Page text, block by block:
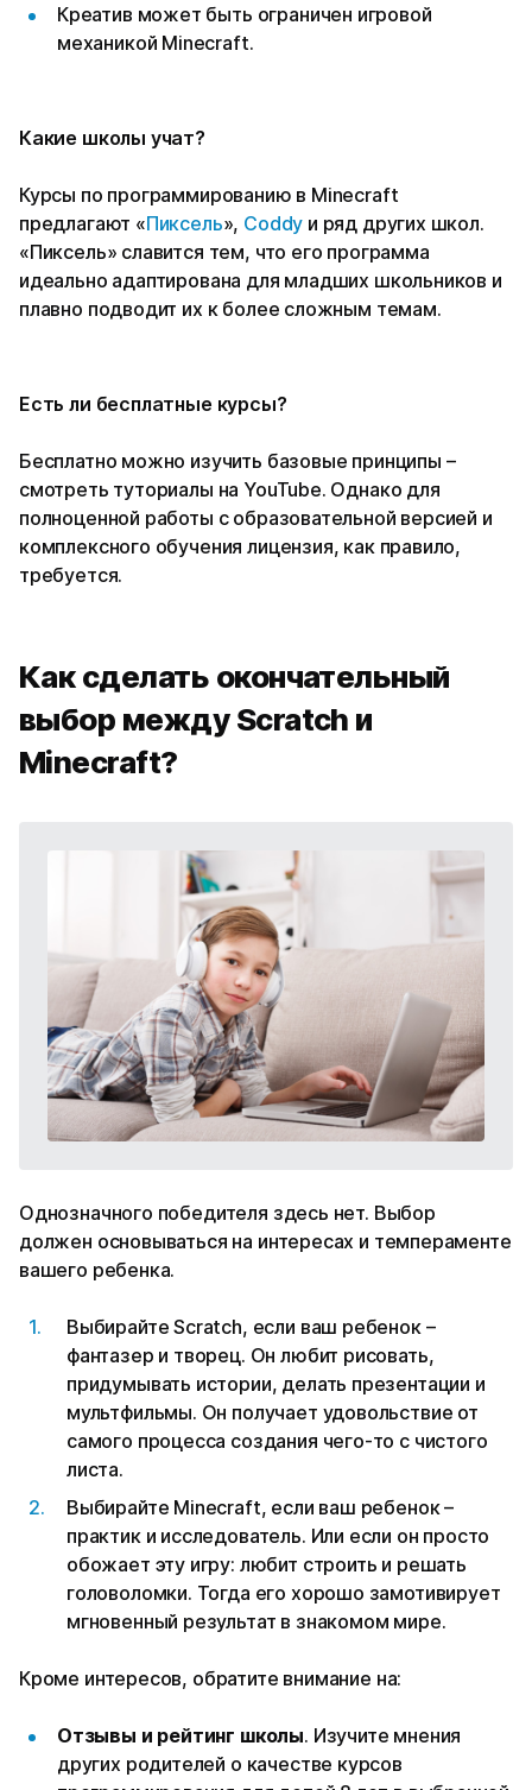
Креатив может быть ограничен игровой
механикой Minecraft.
Какие школы учат?
Курсы по программированию в Minecraft
предлагают «Пиксель», Coddy и ряд других школ.
«Пиксель» славится тем, что его программа
идеально адаптирована для младших школьников и
плавно подводит их к более сложным темам.
Есть ли бесплатные курсы?
Бесплатно можно изучить базовые принципы –
смотреть туториалы на YouTube. Однако для
полноценной работы с образовательной версией и
комплексного обучения лицензия, как правило,
требуется.
Как сделать окончательный
выбор между Scratch и
Minecraft?
Однозначного победителя здесь нет. Выбор
должен основываться на интересах и темпераменте
вашего ребенка.
Выбирайте Scratch, если ваш ребенок –
фантазер и творец. Он любит рисовать,
придумывать истории, делать презентации и
мультфильмы. Он получает удовольствие от
самого процесса создания чего-то с чистого
листа.
Выбирайте Minecraft, если ваш ребенок –
практик и исследователь. Или если он просто
обожает эту игру: любит строить и решать
головоломки. Тогда его хорошо замотивирует
мгновенный результат в знакомом мире.
Кроме интересов, обратите внимание на:
Отзывы и рейтинг школы. Изучите мнения
других родителей о качестве курсов